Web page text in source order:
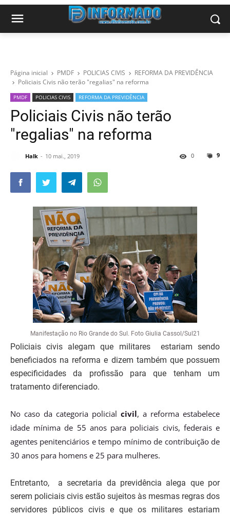
Página inicial PMDF POLICIAS CIVIS
REFORMA DA PREVIDÊNCIA
Policiais Civis não terão "regalias" na reforma
PMDF POLICIAS CIVIS REFORMA DA PREVIDÊNCIA
Policiais Civis não terão
"regalias" na reforma
Halk 10 mai., 2019 9
0
Manifestação no Rio Grande do Sul. Foto Giulia Cassol/Sul21
Policiais civis alegam que militares estariam sendo
beneficiados na reforma e dizem também que possuem
especificidades da profissão para que tenham um
tratamento diferenciado.
No caso da categoria policial civil, a reforma estabelece
idade mínima de 55 anos para policiais civis, federais e
agentes penitenciários e tempo mínimo de contribuição de
30 anos para homens e 25 para mulheres.
Entretanto, a secretaria da previdência alega que por
serem policiais civis estão sujeitos às mesmas regras dos
servidores públicos civis e que os militares estariam